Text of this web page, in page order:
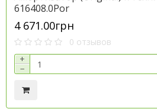
616408.0Por
4 671.00грн
0 отзывов
+
−